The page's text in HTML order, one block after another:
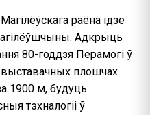
раёна ідзе
Адкрыць
80-годдзя Перамогі ў
плошчах
1900 м, будуць
тэхналогіі ў